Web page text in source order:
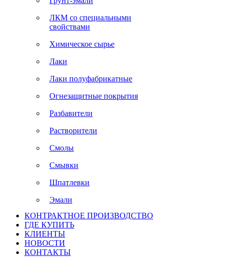
ЛКМ со специальными
свойствами
Химическое сырье
Лаки
Лаки полуфабрикатные
Огнезащитные покрытия
Разбавители
Растворители
Смолы
Смывки
Шпатлевки
Эмали
КОНТРАКТНОЕ ПРОИЗВОДСТВО
ГДЕ КУПИТЬ
КЛИЕНТЫ
НОВОСТИ
КОНТАКТЫ